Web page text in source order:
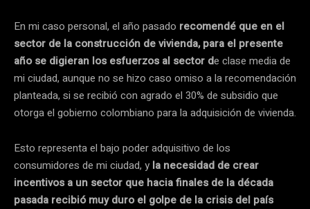
En mi caso personal, el año pasado recomendé que en el
sector de la construcción de vivienda, para el presente
año se digieran los esfuerzos al sector de clase media de
mi ciudad, aunque no se hizo caso omiso a la recomendación
planteada, si se recibió con agrado el 30% de subsidio que
otorga el gobierno colombiano para la adquisición de vivienda.
Esto representa el bajo poder adquisitivo de los
consumidores de mi ciudad, y la necesidad de crear
incentivos a un sector que hacia finales de la década
pasada recibió muy duro el golpe de la crisis del país